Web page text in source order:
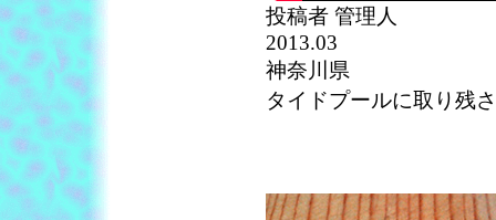
投稿者 管理人
2013.03
神奈川県
タイドプールに取り残